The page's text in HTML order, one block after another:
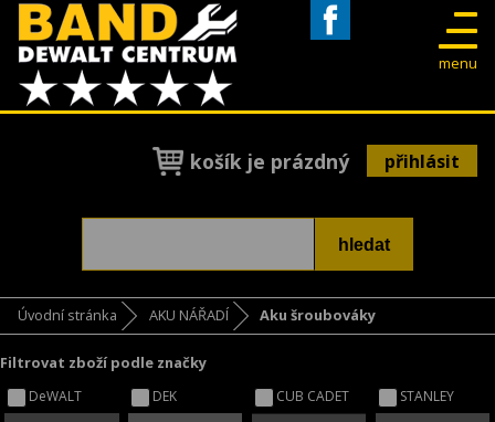
menu
košík je prázdný přihlásit
Úvodní stránka AKU NÁŘADÍ Aku šroubováky
Filtrovat zboží podle značky
DeWALT DEK CUB CADET STANLEY